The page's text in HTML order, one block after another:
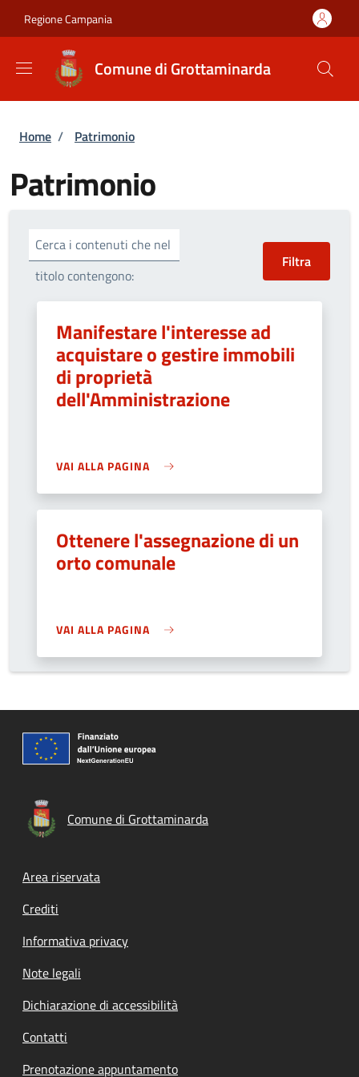
Regione Campania
Comune di Grottaminarda
Briciole di pane
Home / Patrimonio
Patrimonio
Cerca i contenuti che nel
titolo contengono:
Manifestare l'interesse ad
acquistare o gestire immobili
di proprietà
dell'Amministrazione
VAI ALLA PAGINA
Ottenere l'assegnazione di un
orto comunale
VAI ALLA PAGINA
Comune di Grottaminarda
Footer menu
Area riservata
Crediti
Informativa privacy
Note legali
Dichiarazione di accessibilità
Contatti
Prenotazione appuntamento